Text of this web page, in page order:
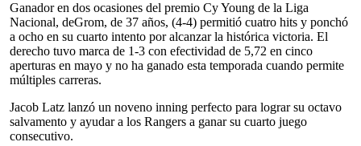
Ganador en dos ocasiones del premio Cy Young de la Liga
Nacional, deGrom, de 37 años, (4-4) permitió cuatro hits y ponchó
a ocho en su cuarto intento por alcanzar la histórica victoria. El
derecho tuvo marca de 1-3 con efectividad de 5,72 en cinco
aperturas en mayo y no ha ganado esta temporada cuando permite
múltiples carreras.
Jacob Latz lanzó un noveno inning perfecto para lograr su octavo
salvamento y ayudar a los Rangers a ganar su cuarto juego
consecutivo.